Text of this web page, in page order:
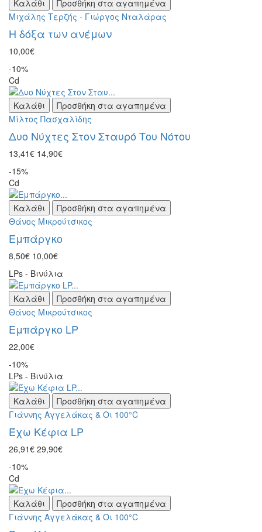
Καλάθι
Προσθήκη στα αγαπημένα
Μιχάλης Τερζής - Γιώργος Νταλάρας
Η δόξα των ανέμων
10,00€
-10%
Cd
Καλάθι
Προσθήκη στα αγαπημένα
Μίλτος Πασχαλίδης
Δυο Νύχτες Στον Σταυρό Του Νότου
13,41€ 14,90€
-15%
Cd
Καλάθι
Προσθήκη στα αγαπημένα
Θάνος Μικρούτσικος
Εμπάργκο
8,50€ 10,00€
LPs - Βινύλια
Καλάθι
Προσθήκη στα αγαπημένα
Θάνος Μικρούτσικος
Εμπάργκο LP
22,00€
-10%
LPs - Βινύλια
Καλάθι
Προσθήκη στα αγαπημένα
Γιάννης Αγγελάκας & Οι 100°C
Έχω Κέφια LP
26,91€ 29,90€
-10%
Cd
Καλάθι
Προσθήκη στα αγαπημένα
Γιάννης Αγγελάκας & Οι 100°C